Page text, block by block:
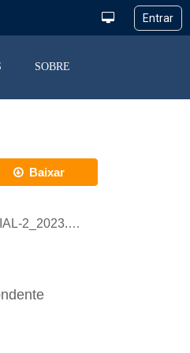
SOBRE
Baixar